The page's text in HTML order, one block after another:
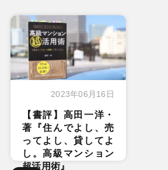
2023年06月16日
【書評】高田一洋・
著『住んでよし、売
ってよし、貸してよ
し。高級マンション
超活用術』